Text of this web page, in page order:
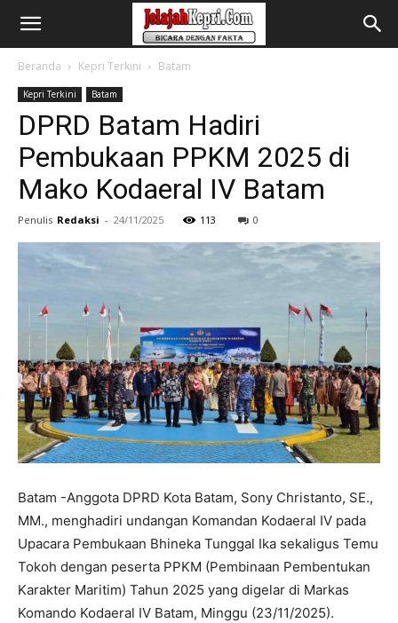
Beranda Kepri Terkini Batam
Kepri Terkini Batam
DPRD Batam Hadiri
Pembukaan PPKM 2025 di
Mako Kodaeral IV Batam
Penulis Redaksi - 24/11/2025 113 0
Batam -Anggota DPRD Kota Batam, Sony Christanto, SE.,
MM., menghadiri undangan Komandan Kodaeral IV pada
Upacara Pembukaan Bhineka Tunggal Ika sekaligus Temu
Tokoh dengan peserta PPKM (Pembinaan Pembentukan
Karakter Maritim) Tahun 2025 yang digelar di Markas
Komando Kodaeral IV Batam, Minggu (23/11/2025).